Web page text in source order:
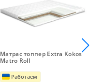
Матрас топпер Extra Kokos
Matro Roll
Работаем